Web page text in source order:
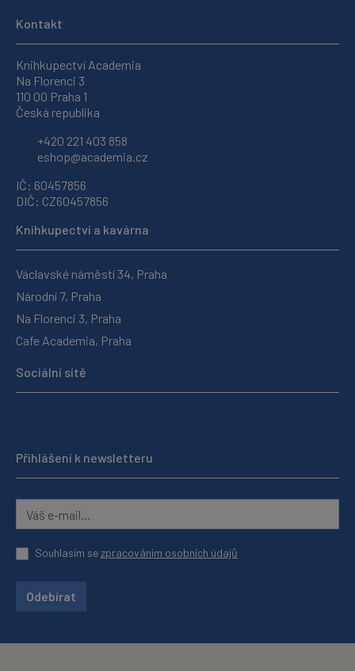
Kontakt
Knihkupectví Academia
Na Florenci 3
110 00 Praha 1
Česká republika
+420 221 403 858
eshop@academia.cz
IČ: 60457856
DIČ: CZ60457856
Knihkupectví a kavárna
Václavské náměstí 34, Praha
Národní 7, Praha
Na Florenci 3, Praha
Cafe Academia, Praha
Sociální sítě
Přihlášení k newsletteru
Souhlasím sezpracováním osobních údajů
Odebírat